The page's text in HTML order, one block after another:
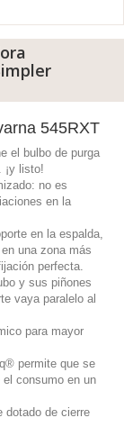
545RXT
el bulbo de purga
¡y listo!
no es
en la
en la espalda,
una zona más
perfecta.
y sus piñones
vaya paralelo al
para mayor
permite que se
consumo en un
dotado de cierre